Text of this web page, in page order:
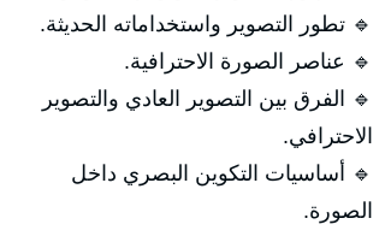
🔹 تطور التصوير واستخداماته الحديثة.
🔹 عناصر الصورة الاحترافية.
🔹 الفرق بين التصوير العادي والتصوير
الاحترافي.
🔹 أساسيات التكوين البصري داخل
الصورة.